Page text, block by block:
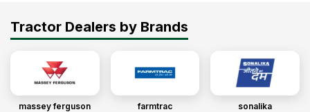
Tractor Dealers by Brands
massey ferguson farmtrac sonalika